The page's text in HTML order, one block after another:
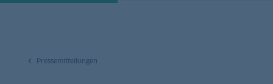
Pressemitteilungen